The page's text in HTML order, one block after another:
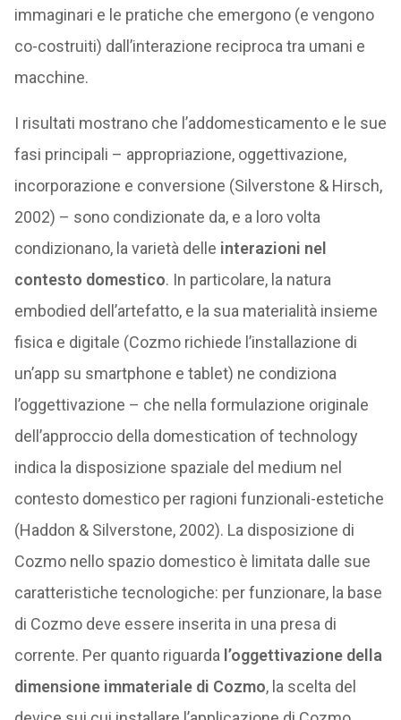
immaginari e le pratiche che emergono (e vengono
co-costruiti) dall’interazione reciproca tra umani e
macchine.
I risultati mostrano che l’addomesticamento e le sue
fasi principali – appropriazione, oggettivazione,
incorporazione e conversione (Silverstone & Hirsch,
2002) – sono condizionate da, e a loro volta
condizionano, la varietà delle interazioni nel
contesto domestico. In particolare, la natura
embodied dell’artefatto, e la sua materialità insieme
fisica e digitale (Cozmo richiede l’installazione di
un’app su smartphone e tablet) ne condiziona
l’oggettivazione – che nella formulazione originale
dell’approccio della domestication of technology
indica la disposizione spaziale del medium nel
contesto domestico per ragioni funzionali-estetiche
(Haddon & Silverstone, 2002). La disposizione di
Cozmo nello spazio domestico è limitata dalle sue
caratteristiche tecnologiche: per funzionare, la base
di Cozmo deve essere inserita in una presa di
corrente. Per quanto riguarda l’oggettivazione della
dimensione immateriale di Cozmo, la scelta del